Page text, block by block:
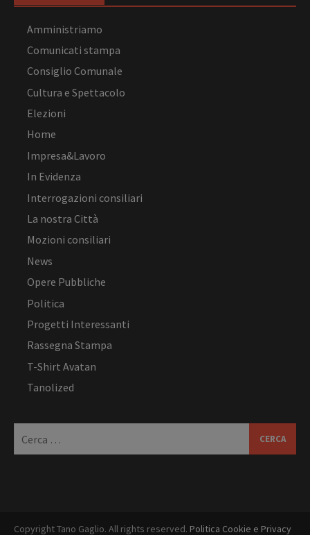
Amministriamo
Comunicati stampa
Consiglio Comunale
Cultura e Spettacolo
Elezioni
Home
Impresa&Lavoro
In Evidenza
Interrogazioni consiliari
La nostra Città
Mozioni consiliari
News
Opere Pubbliche
Politica
Progetti Interessanti
Rassegna Stampa
T-Shirt Avatan
Tanolized
per:
Copyright Tano Gaglio. All rights reserved. Politica Cookie e Privacy